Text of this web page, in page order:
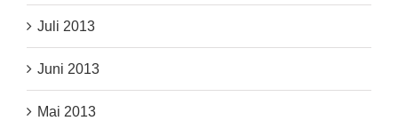
Juli 2013
Juni 2013
Mai 2013